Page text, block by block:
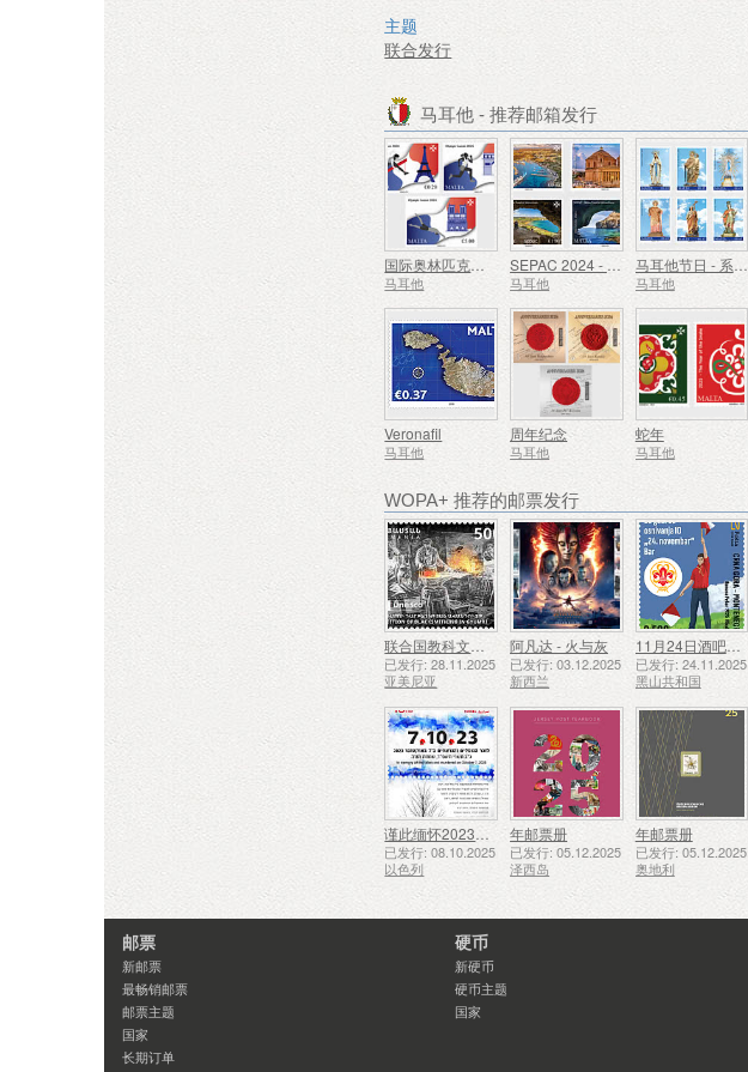
主题
联合发行
马耳他 - 推荐邮箱发行
国际奥林匹克大会
马耳他
SEPAC 2024 - 主要旅游景点
马耳他
马耳他节日 - 系列 VIII
马耳他
Veronafil
马耳他
周年纪念
马耳他
蛇年
马耳他
WOPA+ 推荐的邮票发行
联合国教科文组织人类非物质文化遗产代表作名录——久姆里的铁匠技艺
已发行: 28.11.2025
亚美尼亚
阿凡达 - 火与灰
已发行: 03.12.2025
新西兰
11月24日酒吧侦察员成立50周年
已发行: 24.11.2025
黑山共和国
谨此缅怀2023年10月7日遇难和被谋杀的人们
已发行: 08.10.2025
以色列
年邮票册
已发行: 05.12.2025
泽西岛
年邮票册
已发行: 05.12.2025
奥地利
邮票
新邮票
最畅销邮票
邮票主题
国家
长期订单
硬币
新硬币
硬币主题
国家